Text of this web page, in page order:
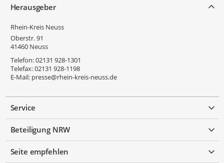
Herausgeber
Rhein-Kreis Neuss
Oberstr. 91
41460 Neuss
Telefon:02131 928-1301
Telefax:02131 928-1198
E-Mail: presse@rhein-kreis-neuss.de
Service
Beteiligung NRW
Seite empfehlen